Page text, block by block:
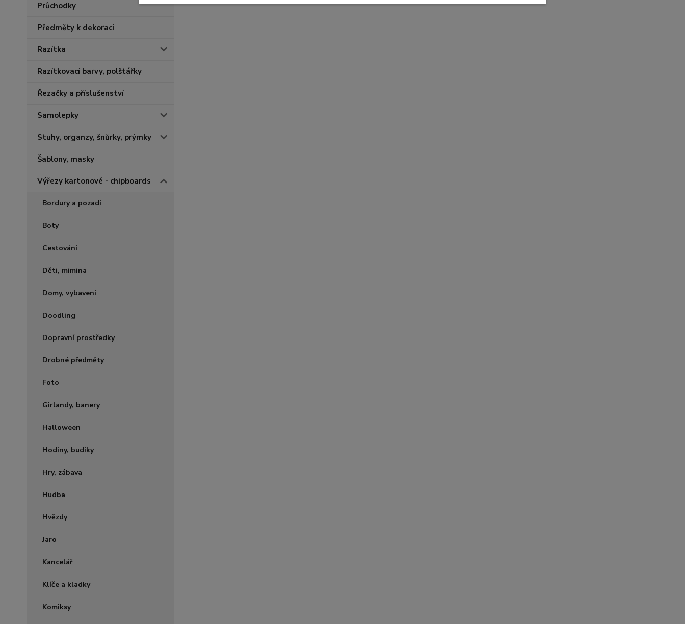
Průchodky
Předměty k dekoraci
Razítka
Razítkovací barvy, polštářky
Řezačky a příslušenství
Samolepky
Stuhy, organzy, šnůrky, prýmky
Šablony, masky
Výřezy kartonové - chipboards
Bordury a pozadí
Boty
Cestování
Děti, mimina
Domy, vybavení
Doodling
Dopravní prostředky
Drobné předměty
Foto
Girlandy, banery
Halloween
Hodiny, budíky
Hry, zábava
Hudba
Hvězdy
Jaro
Kancelář
Klíče a kladky
Komiksy